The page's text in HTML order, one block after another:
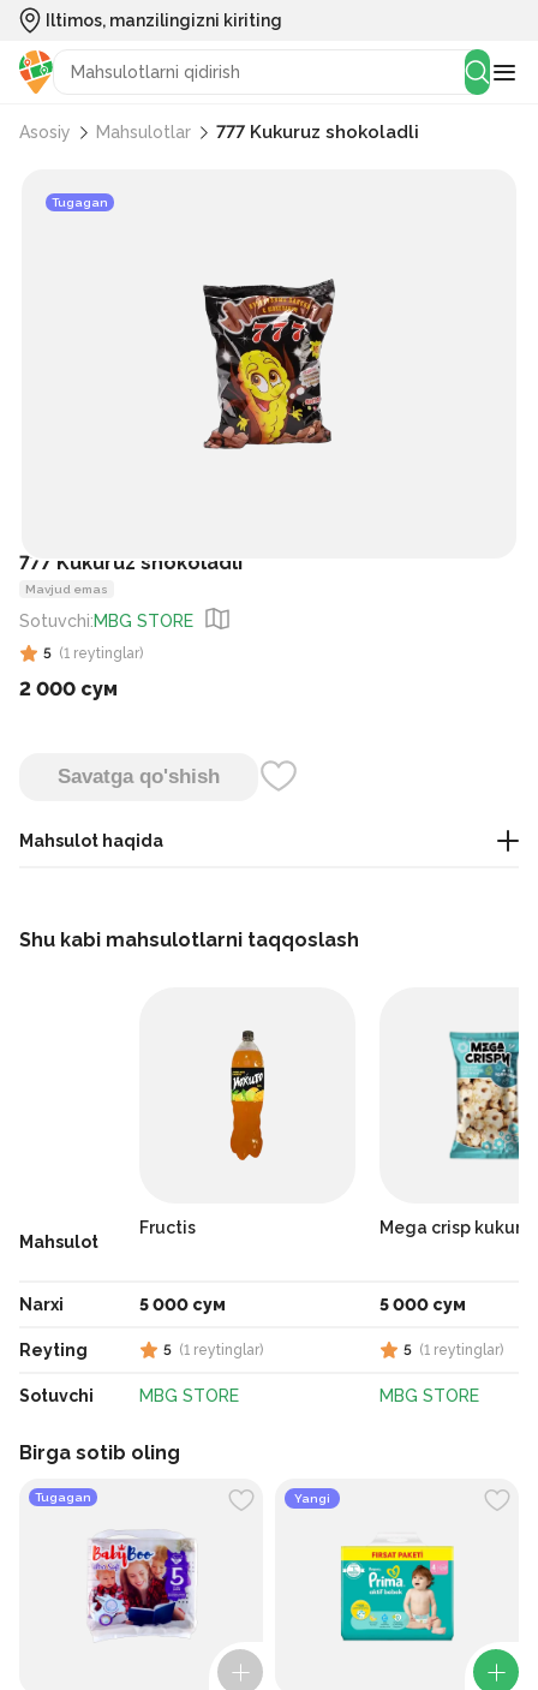
Iltimos, manzilingizni kiriting
Asosiy Mahsulotlar 777 Kukuruz shokoladli
Tugagan
777 Kukuruz shokoladli
Mavjud emas
Sotuvchi:MBG STORE
5 (1 reytinglar)
2 000 сум
Savatga qo'shish
Mahsulot haqida
Shu kabi mahsulotlarni taqqoslash
Mahsulot
Narxi
Reyting
Sotuvchi
Fructis
5 000 сум
5 (1 reytinglar)
MBG STORE
Mega crisp
5 000 сум
5 (1 reytinglar)
MBG STORE
Birga sotib oling
Tugagan Yangi